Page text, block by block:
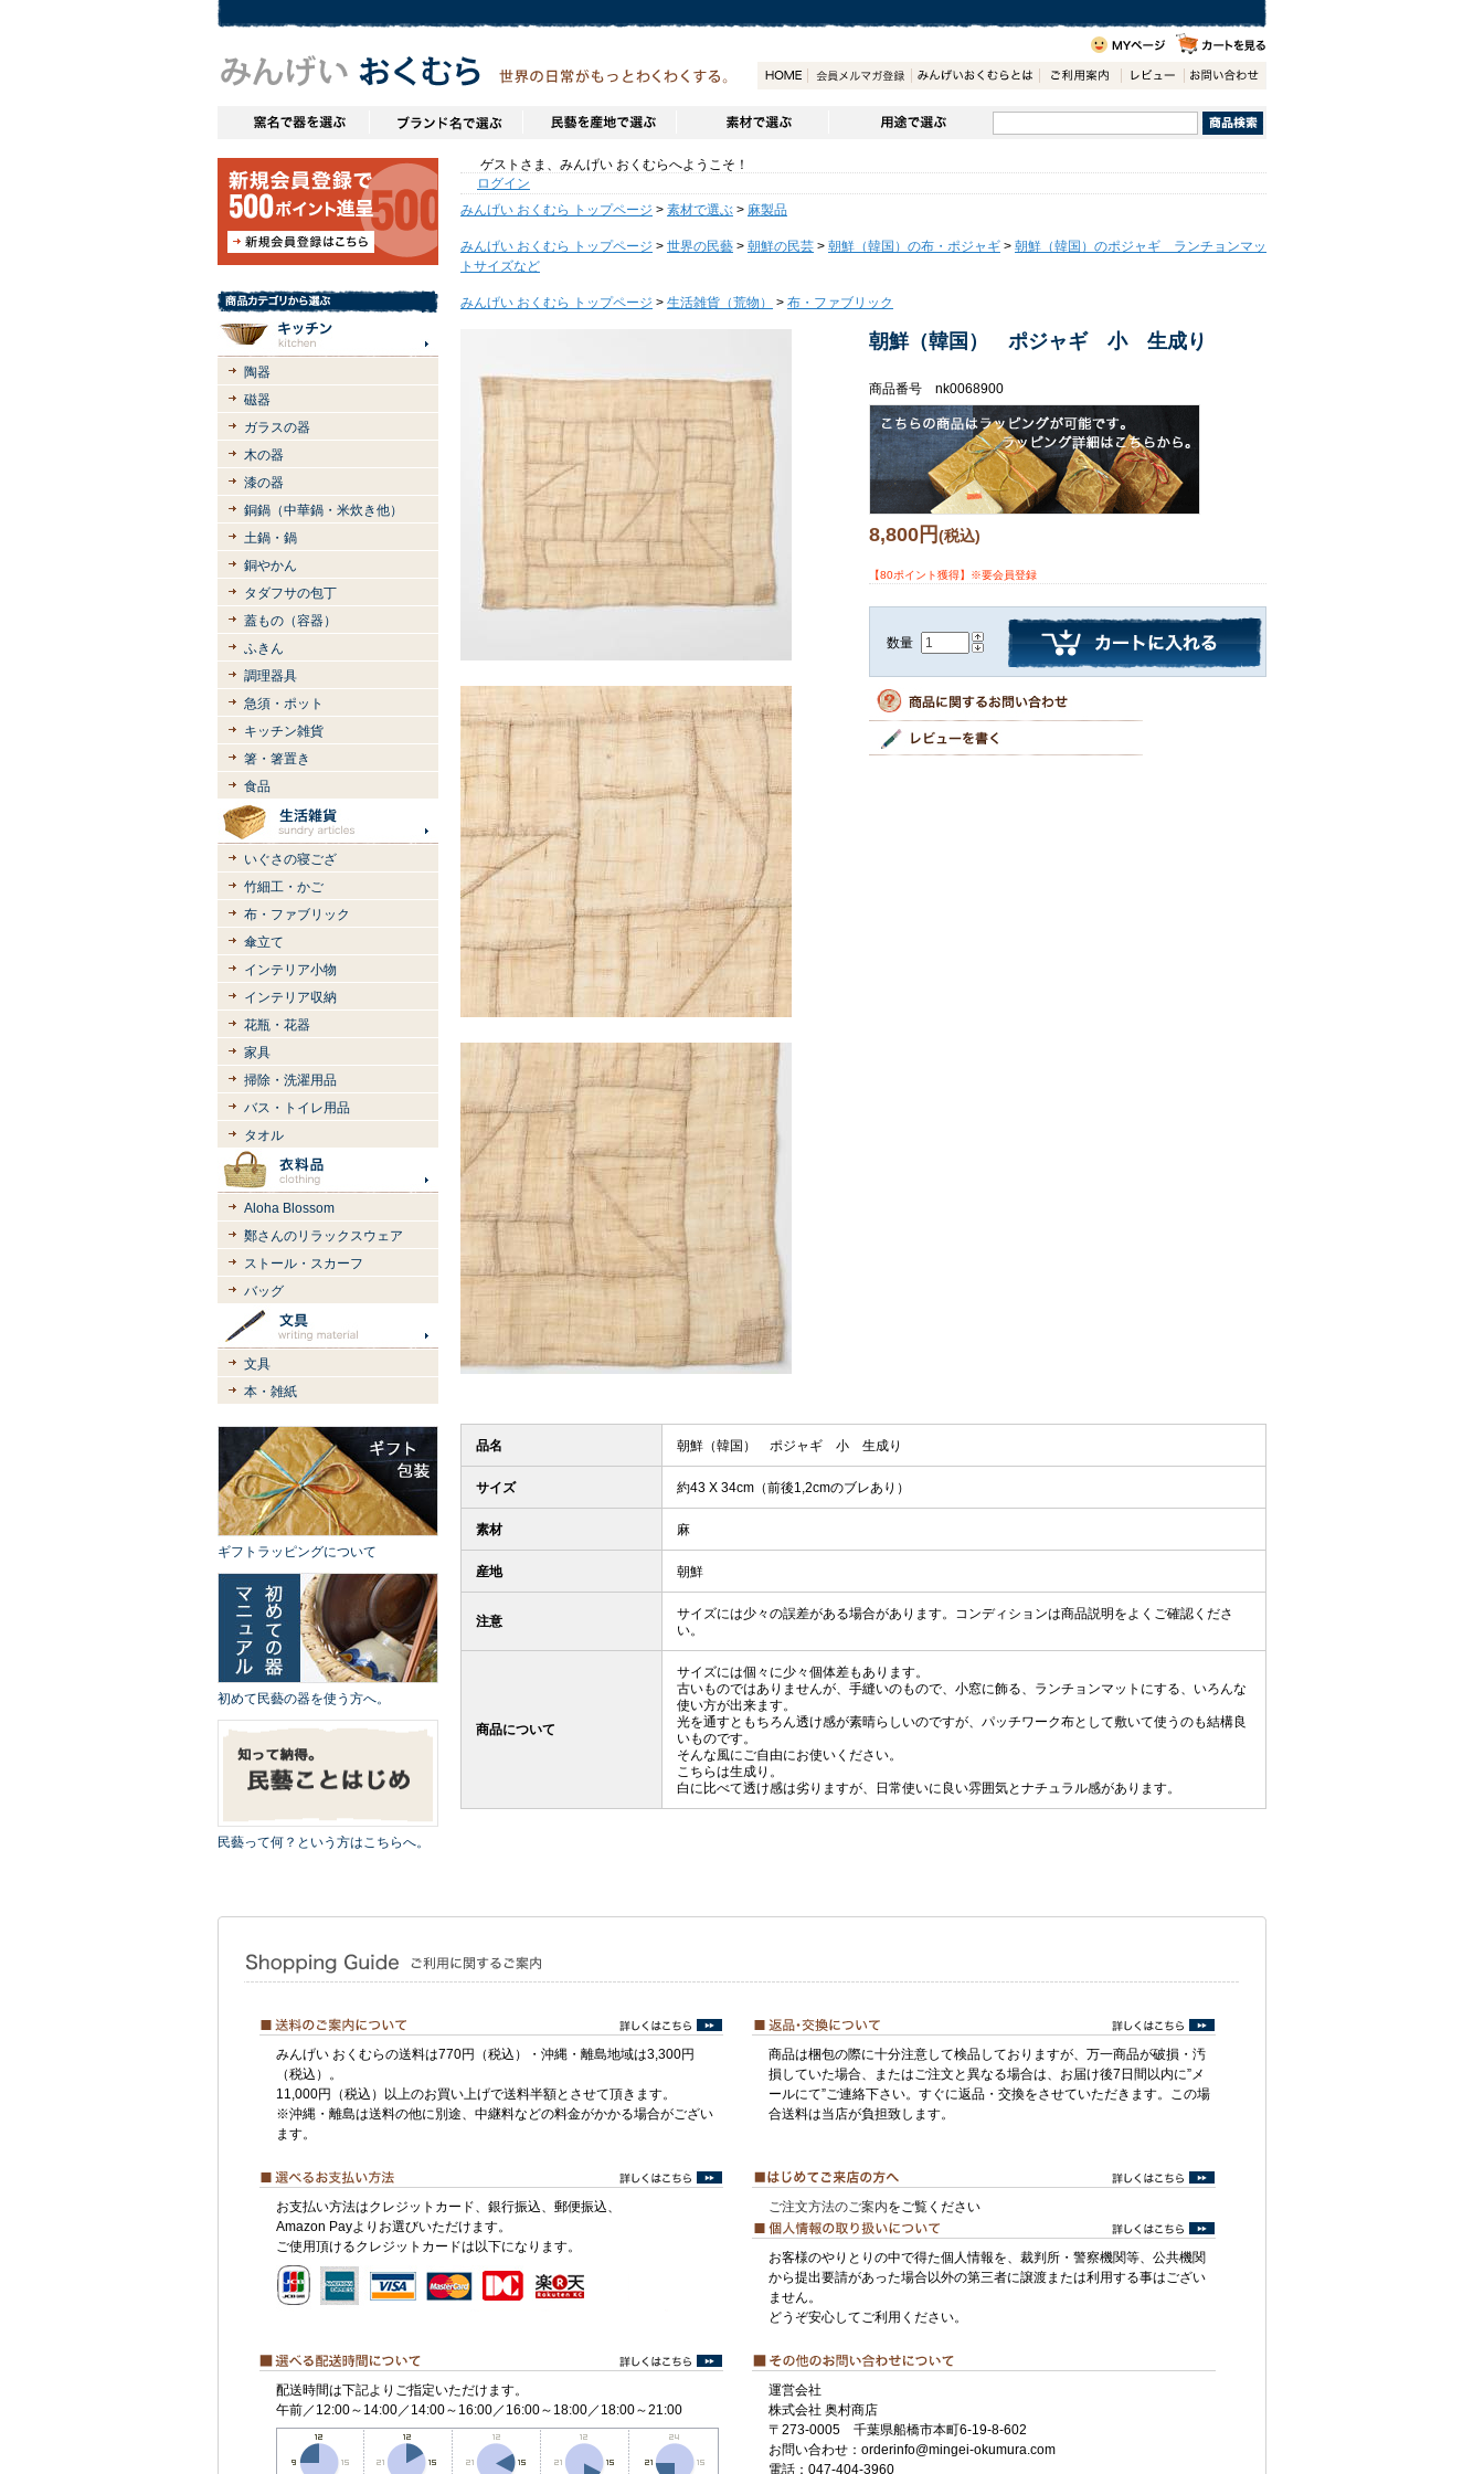
陶器
磁器
ガラスの器
木の器
漆の器
銅鍋（中華鍋・米炊き他）
土鍋・鍋
銅やかん
タダフサの包丁
蓋もの（容器）
ふきん
調理器具
急須・ポット
キッチン雑貨
箸・箸置き
食品
いぐさの寝ござ
竹細工・かご
布・ファブリック
傘立て
インテリア小物
インテリア収納
花瓶・花器
家具
掃除・洗濯用品
バス・トイレ用品
タオル
Aloha Blossom
鄭さんのリラックスウェア
ストール・スカーフ
バッグ
文具
本・雑紙
ギフトラッピングについて
初めて民藝の器を使う方へ。
民藝って何？という方はこちらへ。
ゲストさま、みんげい おくむらへようこそ！
ログイン
みんげい おくむら トップページ > 素材で選ぶ > 麻製品
みんげい おくむら トップページ > 世界の民藝 > 朝鮮の民芸 > 朝鮮（韓国）の布・ポジャギ > 朝鮮（韓国）のポジャギ ランチョンマッ
トサイズなど
みんげい おくむら トップページ > 生活雑貨（荒物） > 布・ファブリック
朝鮮（韓国） ポジャギ 小 生成り
商品番号 nk0068900
8,800円(税込)
【80ポイント獲得】※要会員登録
数量
品名 朝鮮（韓国） ポジャギ 小 生成り
サイズ 約43 X 34cm（前後1,2cmのブレあり）
素材 麻
産地 朝鮮
注意
サイズには少々の誤差がある場合があります。コンディションは商品説明をよくご確認くださ
い。
商品について
サイズには個々に少々個体差もあります。
古いものではありませんが、手縫いのもので、小窓に飾る、ランチョンマットにする、いろんな
使い方が出来ます。
光を通すともちろん透け感が素晴らしいのですが、パッチワーク布として敷いて使うのも結構良
いものです。
そんな風にご自由にお使いください。
こちらは生成り。
白に比べて透け感は劣りますが、日常使いに良い雰囲気とナチュラル感があります。
みんげい おくむらの送料は770円（税込）・沖縄・離島地域は3,300円
（税込）。
11,000円（税込）以上のお買い上げで送料半額とさせて頂きます。
※沖縄・離島は送料の他に別途、中継料などの料金がかかる場合がござい
ます。
商品は梱包の際に十分注意して検品しておりますが、万一商品が破損・汚
損していた場合、またはご注文と異なる場合は、お届け後7日間以内に”メ
ールにて”ご連絡下さい。すぐに返品・交換をさせていただきます。この場
合送料は当店が負担致します。
お支払い方法はクレジットカード、銀行振込、郵便振込、
Amazon Payよりお選びいただけます。
ご使用頂けるクレジットカードは以下になります。
ご注文方法のご案内をご覧ください
お客様のやりとりの中で得た個人情報を、裁判所・警察機関等、公共機関
から提出要請があった場合以外の第三者に譲渡または利用する事はござい
ません。
どうぞ安心してご利用ください。
配送時間は下記よりご指定いただけます。
午前／12:00～14:00／14:00～16:00／16:00～18:00／18:00～21:00
運営会社
株式会社 奥村商店
〒273-0005 千葉県船橋市本町6-19-8-602
お問い合わせ：orderinfo@mingei-okumura.com
電話：047-404-3960